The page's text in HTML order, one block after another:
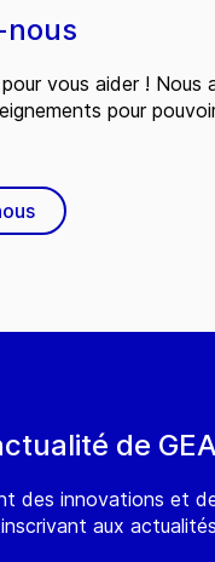
de GEA
des innovations et
aux
vous aider ! Nous
pour